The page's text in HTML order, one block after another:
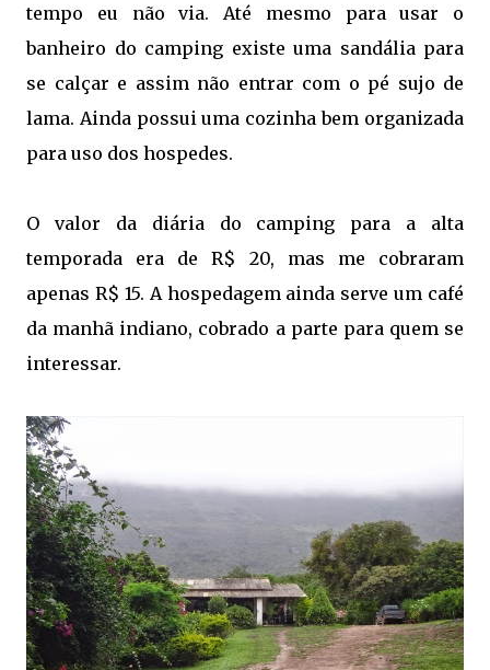
tempo eu não via. Até mesmo para usar o
banheiro do camping existe uma sandália para
se calçar e assim não entrar com o pé sujo de
lama. Ainda possui uma cozinha bem organizada
para uso dos hospedes.
O valor da diária do camping para a alta
temporada era de R$ 20, mas me cobraram
apenas R$ 15. A hospedagem ainda serve um café
da manhã indiano, cobrado a parte para quem se
interessar.